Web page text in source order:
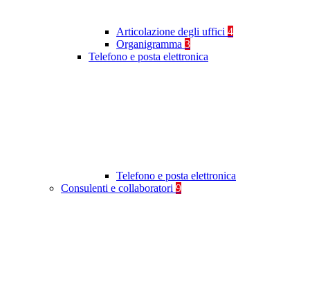
Articolazione degli uffici 4
Organigramma 3
Telefono e posta elettronica
Telefono e posta elettronica
Consulenti e collaboratori 9